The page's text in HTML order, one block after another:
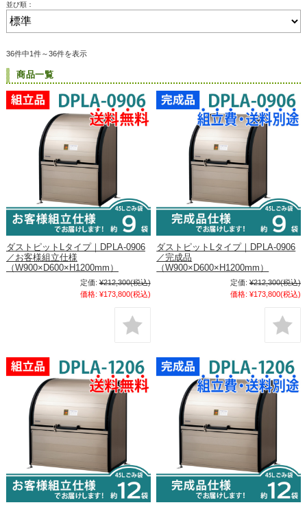
並び順：
36件中1件～36件を表示
商品一覧
ダストピットLタイプ｜DPLA-0906
／お客様組立仕様
（W900×D600×H1200mm）
定価: ¥212,300(税込)
価格: ¥173,800(税込)
ダストピットLタイプ｜DPLA-0906
／完成品
（W900×D600×H1200mm）
定価: ¥212,300(税込)
価格: ¥173,800(税込)